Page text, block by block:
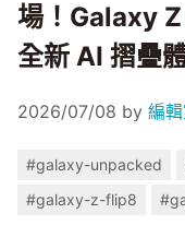
場！Galaxy
全新 AI 摺疊
2026/07/08 by 編
#galaxy-unpacked
#galaxy-z-flip8